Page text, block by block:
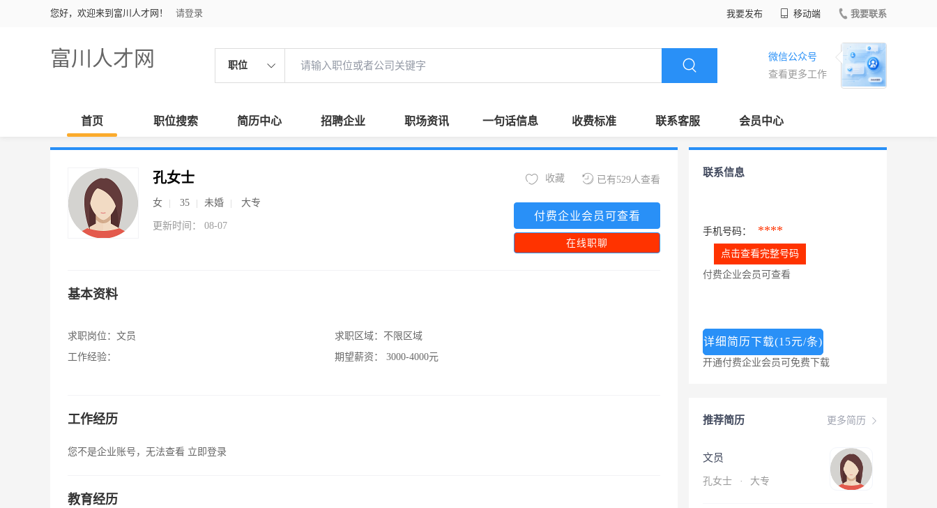
您好，欢迎来到富川人才网！ 请登录 我要发布 移动端 我要联系
富川人才网 职位
微信公众号
查看更多工作
首页 职位搜索 简历中心 招聘企业 职场资讯 一句话信息 收费标准 联系客服 会员中心
孔女士
女 35 未婚 大专
更新时间： 08-07
已有529人查看
收藏
付费企业会员可查看
在线职聊
基本资料
求职岗位： 文员
工作经验：
求职区域： 不限区域
期望薪资：
3000-4000元
工作经历
您不是企业账号，无法查看 立即登录
教育经历
联系信息
手机号码： ****
点击查看完整号码
付费企业会员可查看
详细简历下载(15元/条)
开通付费企业会员可免费下载
更多简历
推荐简历
文员
孔女士 · 大专